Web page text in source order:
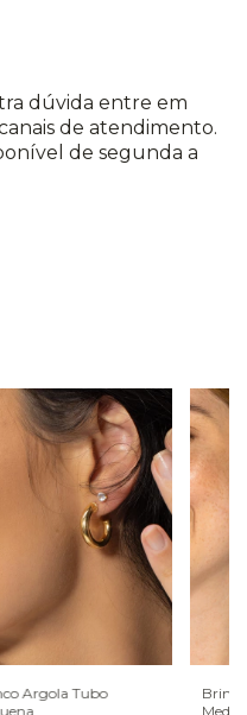
dúvida entre em
de atendimento.
de segunda a
Argola Tubo